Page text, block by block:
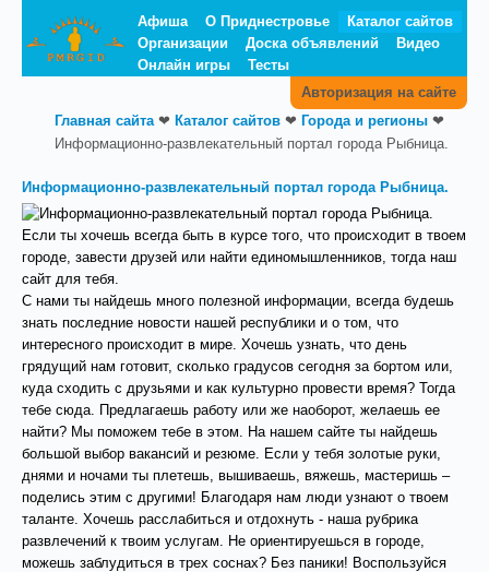
Афиша О Приднестровье
Каталог сайтов
Организации
Доска объявлений
Видео
Онлайн игры
Тесты
Авторизация на сайте
Главная сайта❤ Каталог сайтов ❤ Города и регионы ❤
Информационно-развлекательный портал города Рыбница.
Информационно-развлекательный портал города Рыбница.
Если ты хочешь всегда быть в курсе того, что происходит в твоем
городе, завести друзей или найти единомышленников, тогда наш
сайт для тебя.
С нами ты найдешь много полезной информации, всегда будешь
знать последние новости нашей республики и о том, что
интересного происходит в мире. Хочешь узнать, что день
грядущий нам готовит, сколько градусов сегодня за бортом или,
куда сходить с друзьями и как культурно провести время? Тогда
тебе сюда. Предлагаешь работу или же наоборот, желаешь ее
найти? Мы поможем тебе в этом. На нашем сайте ты найдешь
большой выбор вакансий и резюме. Если у тебя золотые руки,
днями и ночами ты плетешь, вышиваешь, вяжешь, мастеришь –
поделись этим с другими! Благодаря нам люди узнают о твоем
таланте. Хочешь расслабиться и отдохнуть - наша рубрика
развлечений к твоим услугам. Не ориентируешься в городе,
можешь заблудиться в трех соснах? Без паники! Воспользуйся